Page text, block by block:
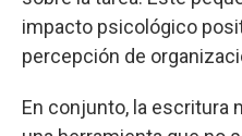
impacto psicológico
percepción de
En conjunto, la escritura